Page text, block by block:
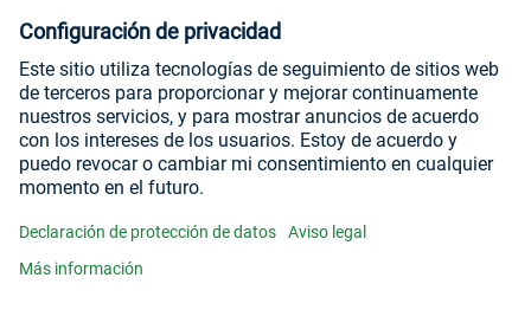
Newsletter
Aviso legal
Condiciones generales de venta
Declaración de protección de datos